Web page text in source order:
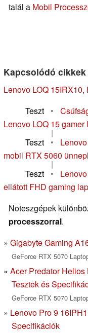
talál a Mobil
Kapcsolódó cikkek
Lenovo LOQ 15IRX10,
Teszt
•
Lenovo LOQ 15 gamer
|
Teszt
•
mobil RTX 5060
|
Teszt
•
ellátott FHD gaming
Noteszgépek
processzorral.
Gigabyte Gaming
GeForce RTX 5070
Acer Predator
Tesztek és
GeForce RTX 5070
Lenovo Pro 9
Specifikációk